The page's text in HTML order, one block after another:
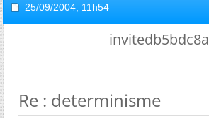
25/09/2004, 11h54
invitedb5bdc8a
Re : determinisme